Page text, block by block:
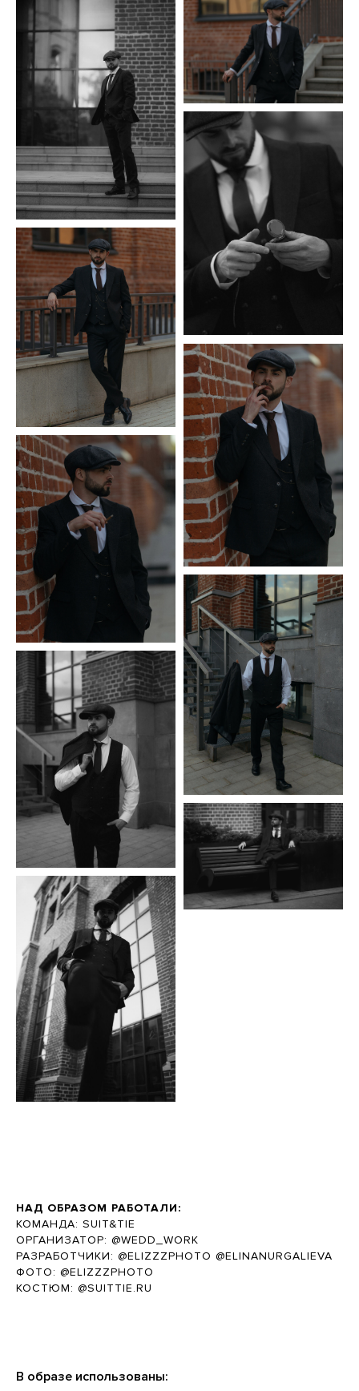
НАД ОБРАЗОМ РАБОТАЛИ:
КОМАНДА: SUIT&TIE
ОРГАНИЗАТОР: @WEDD_WORK
РАЗРАБОТЧИКИ: @ELIZZZPHOTO @ELINANURGALIEVA
ФОТО: @ELIZZZPHOTO
КОСТЮМ: @SUITTIE.RU
В образе использованы: